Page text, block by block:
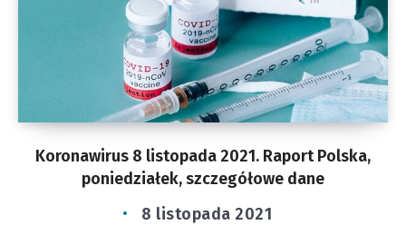
Koronawirus 8 listopada 2021. Raport Polska,
poniedziałek, szczegółowe dane
8 listopada 2021